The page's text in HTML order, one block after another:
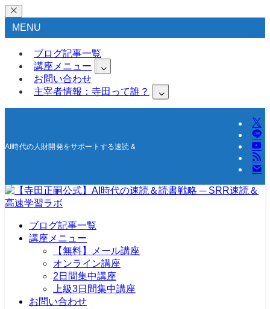
MENU
ブログ記事一覧
講座メニュー
お問い合わせ
主宰者情報：寺田って誰？
AI時代の人財開発をサポートする速読＆高速学習の研究所
ブログ記事一覧
講座メニュー
【無料】メール講座
オンライン講座
2日間集中講座
上級3日間集中講座
お問い合わせ